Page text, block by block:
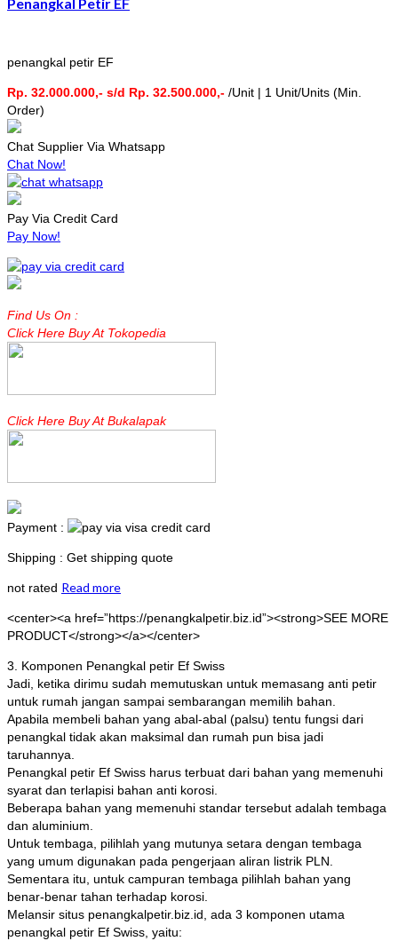
penangkal petir EF
Rp. 32.000.000,- s/d Rp. 32.500.000,- /Unit | 1 Unit/Units (Min.
Order)
Chat Supplier Via Whatsapp
Chat Now!
Pay Via Credit Card
Pay Now!
Find Us On :
Click Here Buy At Tokopedia
Click Here Buy At Bukalapak
Payment :
Shipping : Get shipping quote
not rated Read more
<center><a href=”https://penangkalpetir.biz.id”><strong>SEE MORE
PRODUCT</strong></a></center>
3. Komponen Penangkal petir Ef Swiss
Jadi, ketika dirimu sudah memutuskan untuk memasang anti petir
untuk rumah jangan sampai sembarangan memilih bahan.
Apabila membeli bahan yang abal-abal (palsu) tentu fungsi dari
penangkal tidak akan maksimal dan rumah pun bisa jadi
taruhannya.
Penangkal petir Ef Swiss harus terbuat dari bahan yang memenuhi
syarat dan terlapisi bahan anti korosi.
Beberapa bahan yang memenuhi standar tersebut adalah tembaga
dan aluminium.
Untuk tembaga, pilihlah yang mutunya setara dengan tembaga
yang umum digunakan pada pengerjaan aliran listrik PLN.
Sementara itu, untuk campuran tembaga pilihlah bahan yang
benar-benar tahan terhadap korosi.
Melansir situs penangkalpetir.biz.id, ada 3 komponen utama
penangkal petir Ef Swiss, yaitu: